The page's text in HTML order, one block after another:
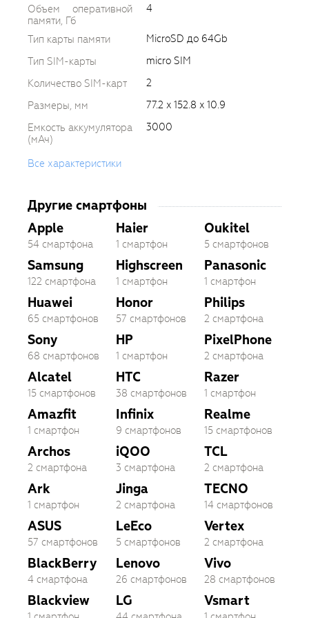
Объем оперативной
памяти, Гб
4
Тип карты памяти
MicroSD до 64Gb
Тип SIM-карты
micro SIM
Количество SIM-карт
2
Размеры, мм
77.2 x 152.8 x 10.9
Емкость аккумулятора
(мАч)
3000
Все характеристики
Другие смартфоны
Apple
54 смартфона
Samsung
122 смартфона
Huawei
65 смартфонов
Sony
68 смартфонов
Alcatel
15 смартфонов
Amazfit
1 смартфон
Archos
2 смартфона
Ark
1 смартфон
ASUS
57 смартфонов
BlackBerry
4 смартфона
Blackview
Haier
1 смартфон
Highscreen
1 смартфон
Honor
57 смартфонов
HP
1 смартфон
HTC
38 смартфонов
Infinix
9 смартфонов
iQOO
3 смартфона
Jinga
2 смартфона
LeEco
5 смартфонов
Lenovo
26 смартфонов
LG
Oukitel
5 смартфонов
Panasonic
1 смартфон
Philips
2 смартфона
PixelPhone
2 смартфона
Razer
1 смартфон
Realme
15 смартфонов
TCL
2 смартфона
TECNO
14 смартфонов
Vertex
2 смартфона
Vivo
28 смартфонов
Vsmart